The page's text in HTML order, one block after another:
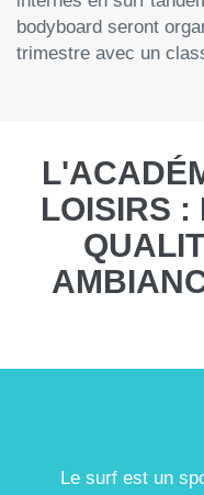
bodyboard seront
trimestre avec un
LOISIRS :
Le surf est un